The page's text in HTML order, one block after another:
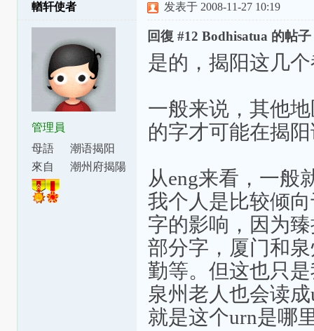
輶轩使者
管理員
母語
潮语揭阳
腔
來自
潮州府揭陽
发表于 2008-11-27 10:19
回復 #12 Bodhisatua 的帖子
是的，揭阳这几
一般来说，其他
的字才可能在揭
从eng来看，一般
我个人是比较倾
字的影响，因为
部分字，厦门和
勤等。但这也只
泉州老人也会读
就是这个urn是哪